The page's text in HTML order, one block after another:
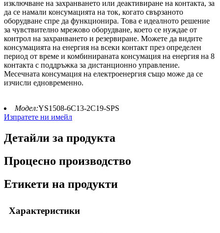
изключване на захранването или деактивиране на контакта, за
да се намали консумацията на ток, когато свързаното
оборудване спре да функционира. Това е идеалното решение
за чувствително мрежово оборудване, което се нуждае от
контрол на захранването и резервиране. Можете да видите
консумацията на енергия на всеки контакт през определен
период от време и комбинираната консумация на енергия на 8
контакта с поддръжка за дистанционно управление.
Месечната консумация на електроенергия също може да се
изчисли едновременно.
Модел:YS1508-6C13-2C19-SPS
Изпратете ни имейл
Детайли за продукта
Процесно производство
Етикети на продукти
Характеристики